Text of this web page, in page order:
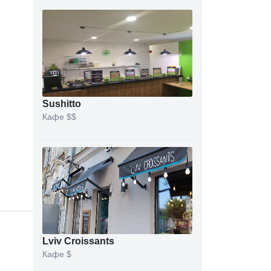
Sushitto
Кафе $$
Lviv Croissants
Кафе $